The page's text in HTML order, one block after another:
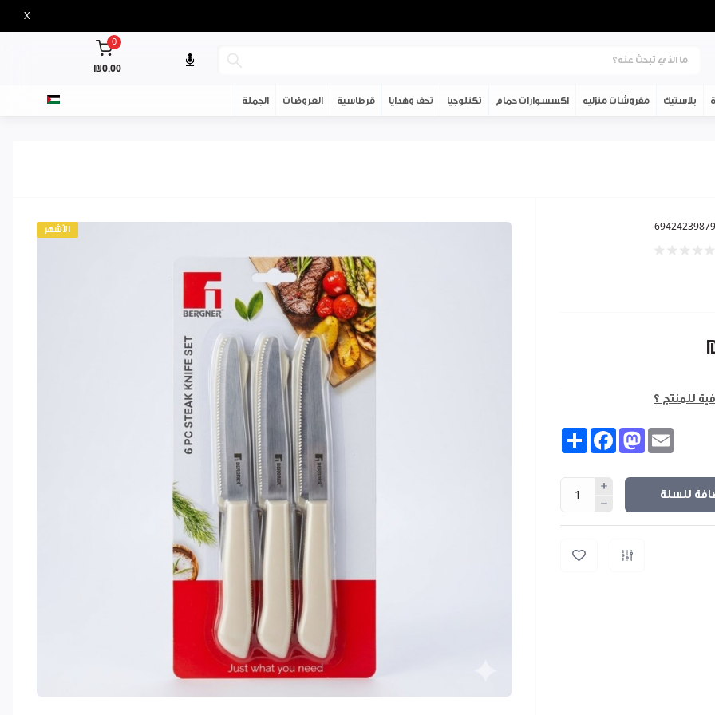
X
0
₪0.00
بلاستيك مفروشات منزليه اكسسوارات حمام تكنلوجيا تحف وهدايا قرطاسية العروضات الجملة
الأشهر
للمنتج ؟
Share FacebookMastodon
للسلة